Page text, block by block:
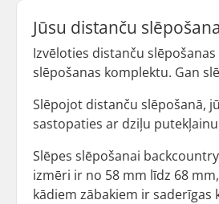
Jūsu distanču
Izvēloties distanču
slēpošanas komplektu. Gan
Slēpojot distanču slēpošanā,
sastopaties ar dziļu
Slēpes slēpošanai
izmēri ir no 58 mm līdz 68
kādiem zābakiem ir saderīgas